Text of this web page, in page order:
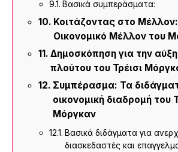
Βασικά συμπεράσματα:
Κοιτάζοντας στο
Οικονομικό Μέλλον του
Δημοσκόπηση για την
πλούτου του Τρέισι
Συμπέρασμα: Τα
οικονομική διαδρομή του
Μόργκαν
Βασικά διδάγματα για
διασκεδαστές και